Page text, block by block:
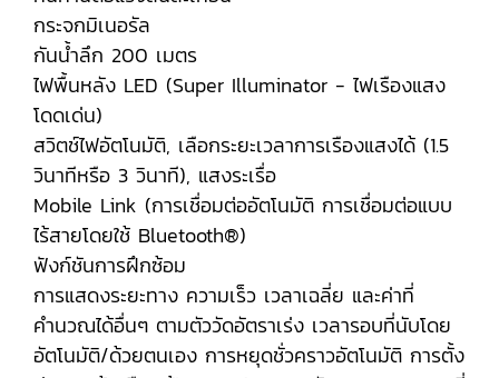
กระจกมิเนอรัล
กันน้ำลึก 200 เมตร
ไฟพื้นหลัง LED (Super Illuminator - ไฟเรืองแสง
โดดเด่น)
สวิตช์ไฟอัตโนมัติ, เลือกระยะเวลาการเรืองแสงได้ (1.5
วินาทีหรือ 3 วินาที), แสงระเรื่อ
Mobile Link (การเชื่อมต่ออัตโนมัติ การเชื่อมต่อแบบ
ไร้สายโดยใช้ Bluetooth®)
ฟังก์ชันการฝึกซ้อม
การแสดงระยะทาง ความเร็ว เวลาเฉลี่ย และค่าที่
คำนวณได้อื่นๆ ตามตัววัดอัตราเร่ง เวลารอบที่นับโดย
อัตโนมัติ/ด้วยตนเอง การหยุดชั่วคราวอัตโนมัติ การตั้ง